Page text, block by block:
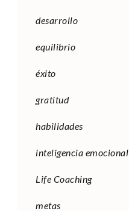
desarrollo
equilibrio
éxito
gratitud
habilidades
inteligencia emocional
Life Coaching
metas